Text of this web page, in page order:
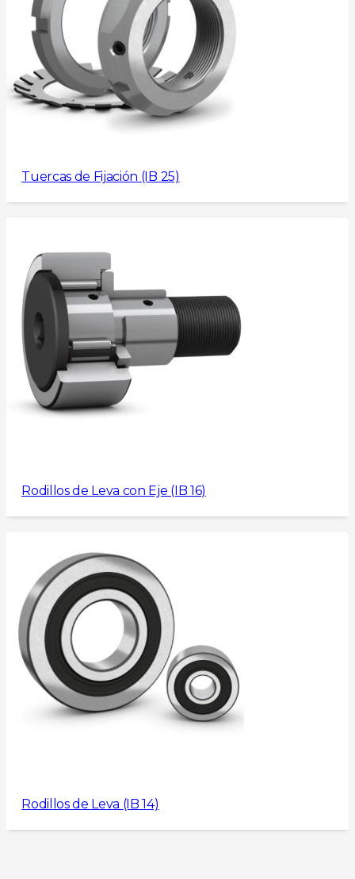
Tuercas de Fijación (IB 25)
Rodillos de Leva con Eje (IB 16)
Rodillos de Leva (IB 14)